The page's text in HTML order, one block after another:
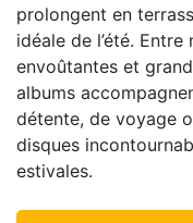
prolongent en
idéale de l’été.
envoûtantes et
albums
détente, de voyage
disques
estivales.